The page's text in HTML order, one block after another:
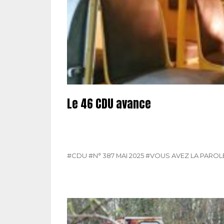
Le 46 CDU avance
#CDU #N° 387 MAI 2025#VOUS AVEZ LA